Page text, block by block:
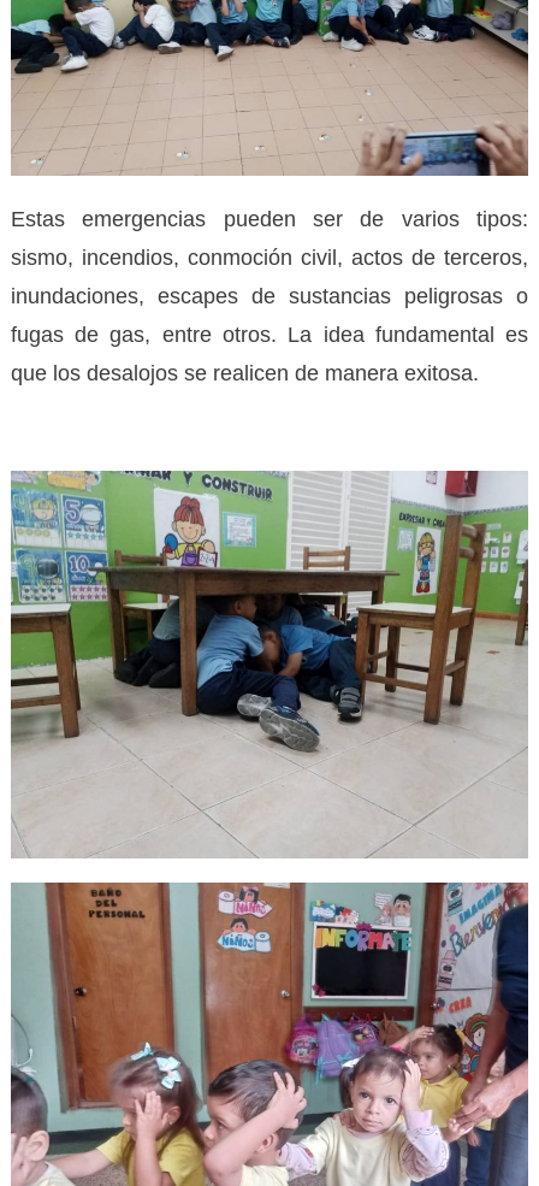
Estas emergencias pueden ser de varios tipos:
sismo, incendios, conmoción civil, actos de terceros,
inundaciones, escapes de sustancias peligrosas o
fugas de gas, entre otros. La idea fundamental es
que los desalojos se realicen de manera exitosa.